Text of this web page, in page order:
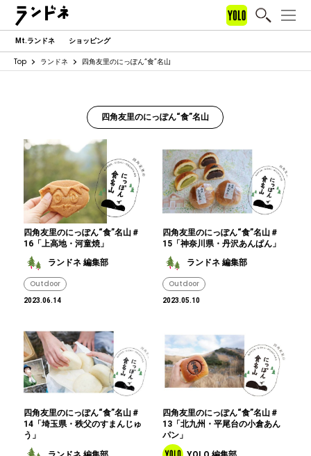
Mt.ランドネ ショッピング
Top ランドネ 四角友里のにっぽん“食”名山
四角友里のにっぽん“食”名山
四角友里のにっぽん“食”名山＃
16「上高地・河童焼」
ランドネ 編集部
Outdoor
2023.06.14
四角友里のにっぽん“食”名山＃
15「神奈川県・丹沢あんぱん」
ランドネ 編集部
Outdoor
2023.05.10
四角友里のにっぽん“食”名山＃
14「埼玉県・秩父のすまんじゅ
う」
四角友里のにっぽん“食”名山＃
13「北九州・平尾台の小倉あん
パン」